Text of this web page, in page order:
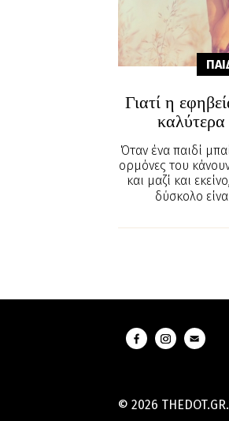
Γιατί η
καλύτερα
Όταν ένα παιδί
ορμόνες του
και μαζί και
δύσκολο
© 2026